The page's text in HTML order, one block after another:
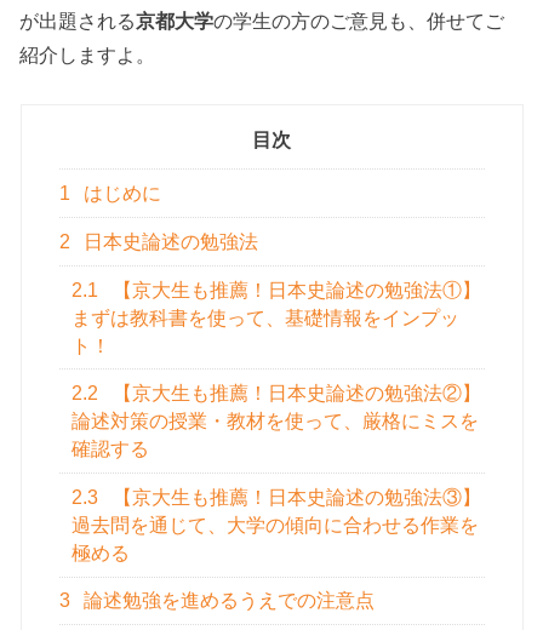
が出題される京都大学の学生の方のご意見も、併せてご
紹介しますよ。
目次
1 はじめに
2 日本史論述の勉強法
2.1
【京大生も推薦！日本史論述の勉強法①】
まずは教科書を使って、基礎情報をインプッ
ト！
2.2
【京大生も推薦！日本史論述の勉強法②】
論述対策の授業・教材を使って、厳格にミスを
確認する
2.3
【京大生も推薦！日本史論述の勉強法③】
過去問を通じて、大学の傾向に合わせる作業を
極める
3 論述勉強を進めるうえでの注意点